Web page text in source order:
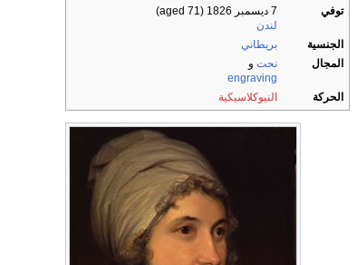
توفي
7 ديسمبر 1826
(aged 71)
لندن
الجنسية
بريطاني
المجال
نحت و
engraving
الحركة
النيوكلاسيكية